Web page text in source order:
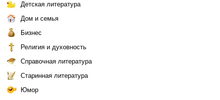
Детская литература
Дом и семья
Бизнес
Религия и духовность
Справочная литература
Старинная литература
Юмор